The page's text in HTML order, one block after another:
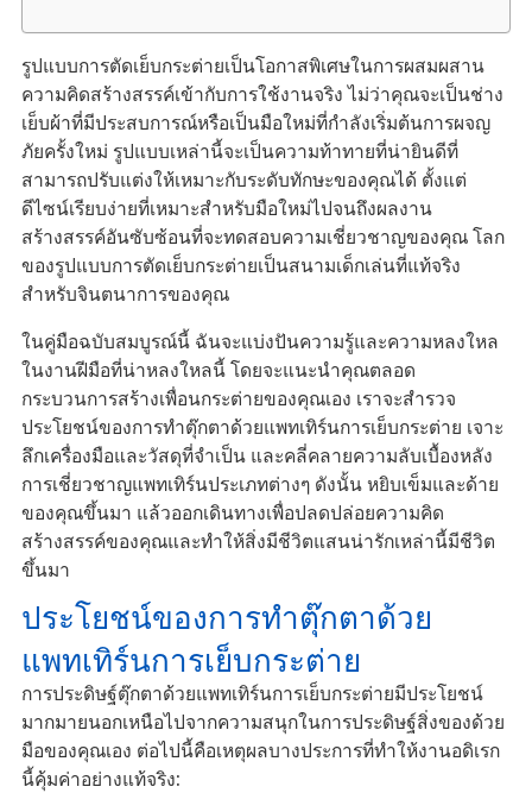
รูปแบบการตัดเย็บกระต่ายเป็นโอกาสพิเศษในการผสมผสาน
ความคิดสร้างสรรค์เข้ากับการใช้งานจริง ไม่ว่าคุณจะเป็นช่าง
เย็บผ้าที่มีประสบการณ์หรือเป็นมือใหม่ที่กำลังเริ่มต้นการผจญ
ภัยครั้งใหม่ รูปแบบเหล่านี้จะเป็นความท้าทายที่น่ายินดีที่
สามารถปรับแต่งให้เหมาะกับระดับทักษะของคุณได้ ตั้งแต่
ดีไซน์เรียบง่ายที่เหมาะสำหรับมือใหม่ไปจนถึงผลงาน
สร้างสรรค์อันซับซ้อนที่จะทดสอบความเชี่ยวชาญของคุณ โลก
ของรูปแบบการตัดเย็บกระต่ายเป็นสนามเด็กเล่นที่แท้จริง
สำหรับจินตนาการของคุณ
ในคู่มือฉบับสมบูรณ์นี้ ฉันจะแบ่งปันความรู้และความหลงใหล
ในงานฝีมือที่น่าหลงใหลนี้ โดยจะแนะนำคุณตลอด
กระบวนการสร้างเพื่อนกระต่ายของคุณเอง เราจะสำรวจ
ประโยชน์ของการทำตุ๊กตาด้วยแพทเทิร์นการเย็บกระต่าย เจาะ
ลึกเครื่องมือและวัสดุที่จำเป็น และคลี่คลายความลับเบื้องหลัง
การเชี่ยวชาญแพทเทิร์นประเภทต่างๆ ดังนั้น หยิบเข็มและด้าย
ของคุณขึ้นมา แล้วออกเดินทางเพื่อปลดปล่อยความคิด
สร้างสรรค์ของคุณและทำให้สิ่งมีชีวิตแสนน่ารักเหล่านี้มีชีวิต
ขึ้นมา
ประโยชน์ของการทำตุ๊กตาด้วย
แพทเทิร์นการเย็บกระต่าย
การประดิษฐ์ตุ๊กตาด้วยแพทเทิร์นการเย็บกระต่ายมีประโยชน์
มากมายนอกเหนือไปจากความสนุกในการประดิษฐ์สิ่งของด้วย
มือของคุณเอง ต่อไปนี้คือเหตุผลบางประการที่ทำให้งานอดิเรก
นี้คุ้มค่าอย่างแท้จริง: